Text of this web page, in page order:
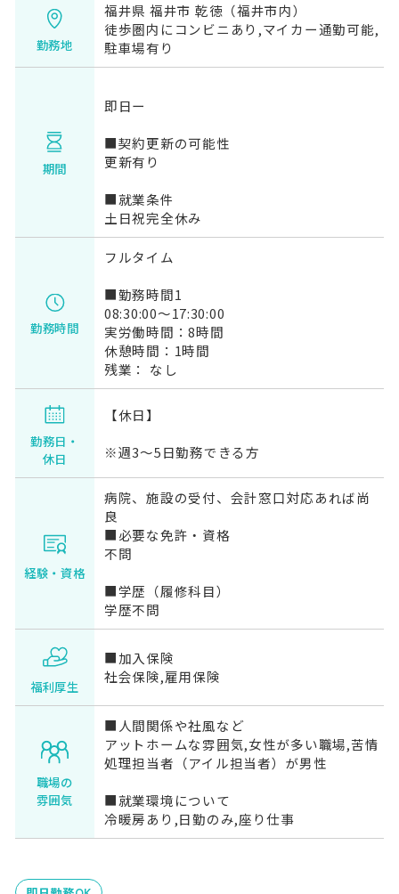
勤務地
福井県 福井市 乾徳（福井市内）
徒歩圏内にコンビニあり,マイカー通勤可能,
駐車場有り
期間
即日ー
■契約更新の可能性
更新有り
■就業条件
土日祝完全休み
勤務時間
フルタイム
■勤務時間1
08:30:00～17:30:00
実労働時間：8時間
休憩時間：1時間
残業： なし
勤務日・
休日
【休日】
※週3～5日勤務できる方
経験・資格
病院、施設の受付、会計窓口対応あれば尚
良
■必要な免許・資格
不問
■学歴（履修科目）
学歴不問
福利厚生
■加入保険
社会保険,雇用保険
職場の
雰囲気
■人間関係や社風など
アットホームな雰囲気,女性が多い職場,苦情
処理担当者（アイル担当者）が男性
■就業環境について
冷暖房あり,日勤のみ,座り仕事